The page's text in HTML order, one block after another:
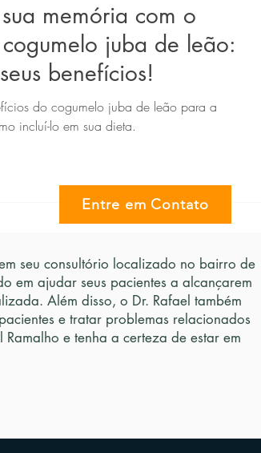
memória com o
juba de leão:
benefícios!
do cogumelo juba de leão para a
incluí-lo em sua dieta.
Entre em Contato
seu consultório localizado no bairro de
em ajudar seus pacientes a alcançarem
Além disso, o Dr. Rafael também
e tratar problemas relacionados
e tenha a certeza de estar em